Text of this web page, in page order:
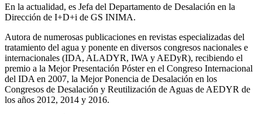
En la actualidad, es Jefa del Departamento de Desalación en la
Dirección de I+D+i de GS INIMA.
Autora de numerosas publicaciones en revistas especializadas del
tratamiento del agua y ponente en diversos congresos nacionales e
internacionales (IDA, ALADYR, IWA y AEDyR), recibiendo el
premio a la Mejor Presentación Póster en el Congreso Internacional
del IDA en 2007, la Mejor Ponencia de Desalación en los
Congresos de Desalación y Reutilización de Aguas de AEDYR de
los años 2012, 2014 y 2016.